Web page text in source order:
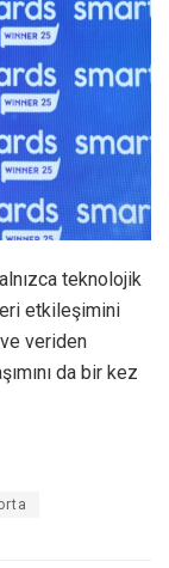
teknolojik
etkileşimini
ve veriden
da bir kez